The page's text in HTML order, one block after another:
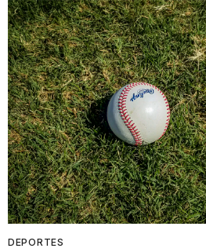
DEPORTES